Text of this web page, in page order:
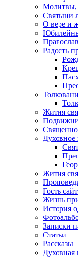
Молитвы,
Святыни
О вере и
Радость
Жития
Духовное
Жития
Гость
Жизнь
История
Записки
Статьи
Рассказы
Духовная